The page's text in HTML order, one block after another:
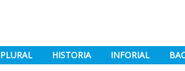
PLURAL HISTORIA INFORIAL